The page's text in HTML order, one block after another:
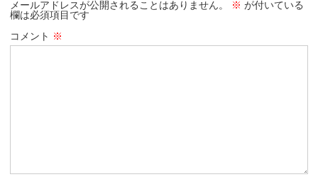
メールアドレスが公開されることはありません。 ※ が付いている
欄は必須項目です
コメント ※